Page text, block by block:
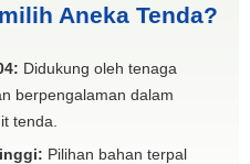
Aneka Tenda?
Didukung oleh tenaga
berpengalaman dalam
tenda.
Pilihan bahan terpal